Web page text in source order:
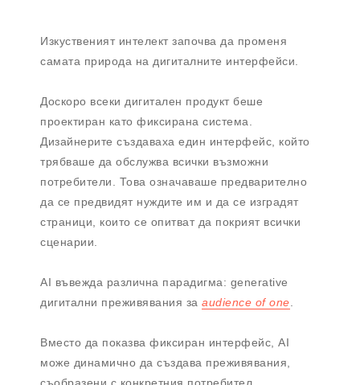
Изкуственият интелект започва да променя
самата природа на дигиталните интерфейси.
Доскоро всеки дигитален продукт беше
проектиран като фиксирана система.
Дизайнерите създаваха един интерфейс, който
трябваше да обслужва всички възможни
потребители. Това означаваше предварително
да се предвидят нуждите им и да се изградят
страници, които се опитват да покрият всички
сценарии.
AI въвежда различна парадигма: generative
дигитални преживявания за audience of one
Вместо да показва фиксиран интерфейс, AI
може динамично да създава преживявания,